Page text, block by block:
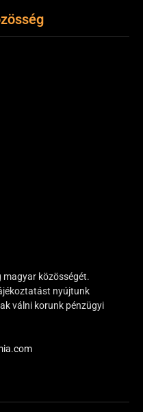
magyar közösségét.
nyújtunk
válni korunk pénzügyi